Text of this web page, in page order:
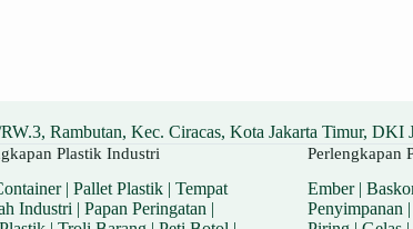
Rambutan, Kec. Ciracas, Kota Jakarta Timur, DKI
Plastik Industri
| Pallet Plastik| Tempat
Industri | Papan Peringatan |
Perlengkapan
Ember|
Penyimpanan |